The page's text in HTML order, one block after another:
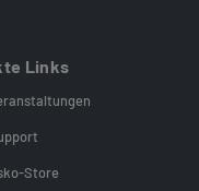
Links
Store